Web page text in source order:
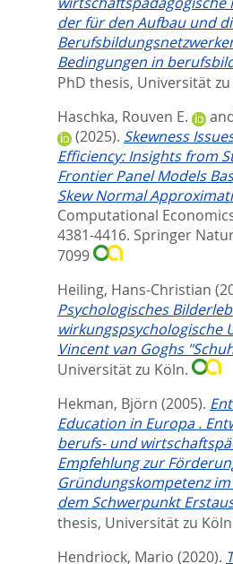
der für den Aufbau und
Bedingungen in
PhD thesis, Universität zu
Haschka, Rouven E.
(2025). Skewness
Efficiency: Insights from
Frontier Panel Models
Skew Normal
Computational
4381-4416. Springer
7099
Heiling, Hans-Christian
Psychologisches
wirkungspsychologische
Vincent van Goghs
Universität zu Köln.
Hekman, Björn (2005).
Education in Europa .
berufs- und
Empfehlung zur
Gründungskompetenz
dem Schwerpunkt
thesis, Universität zu
Hendriock, Mario (2020).